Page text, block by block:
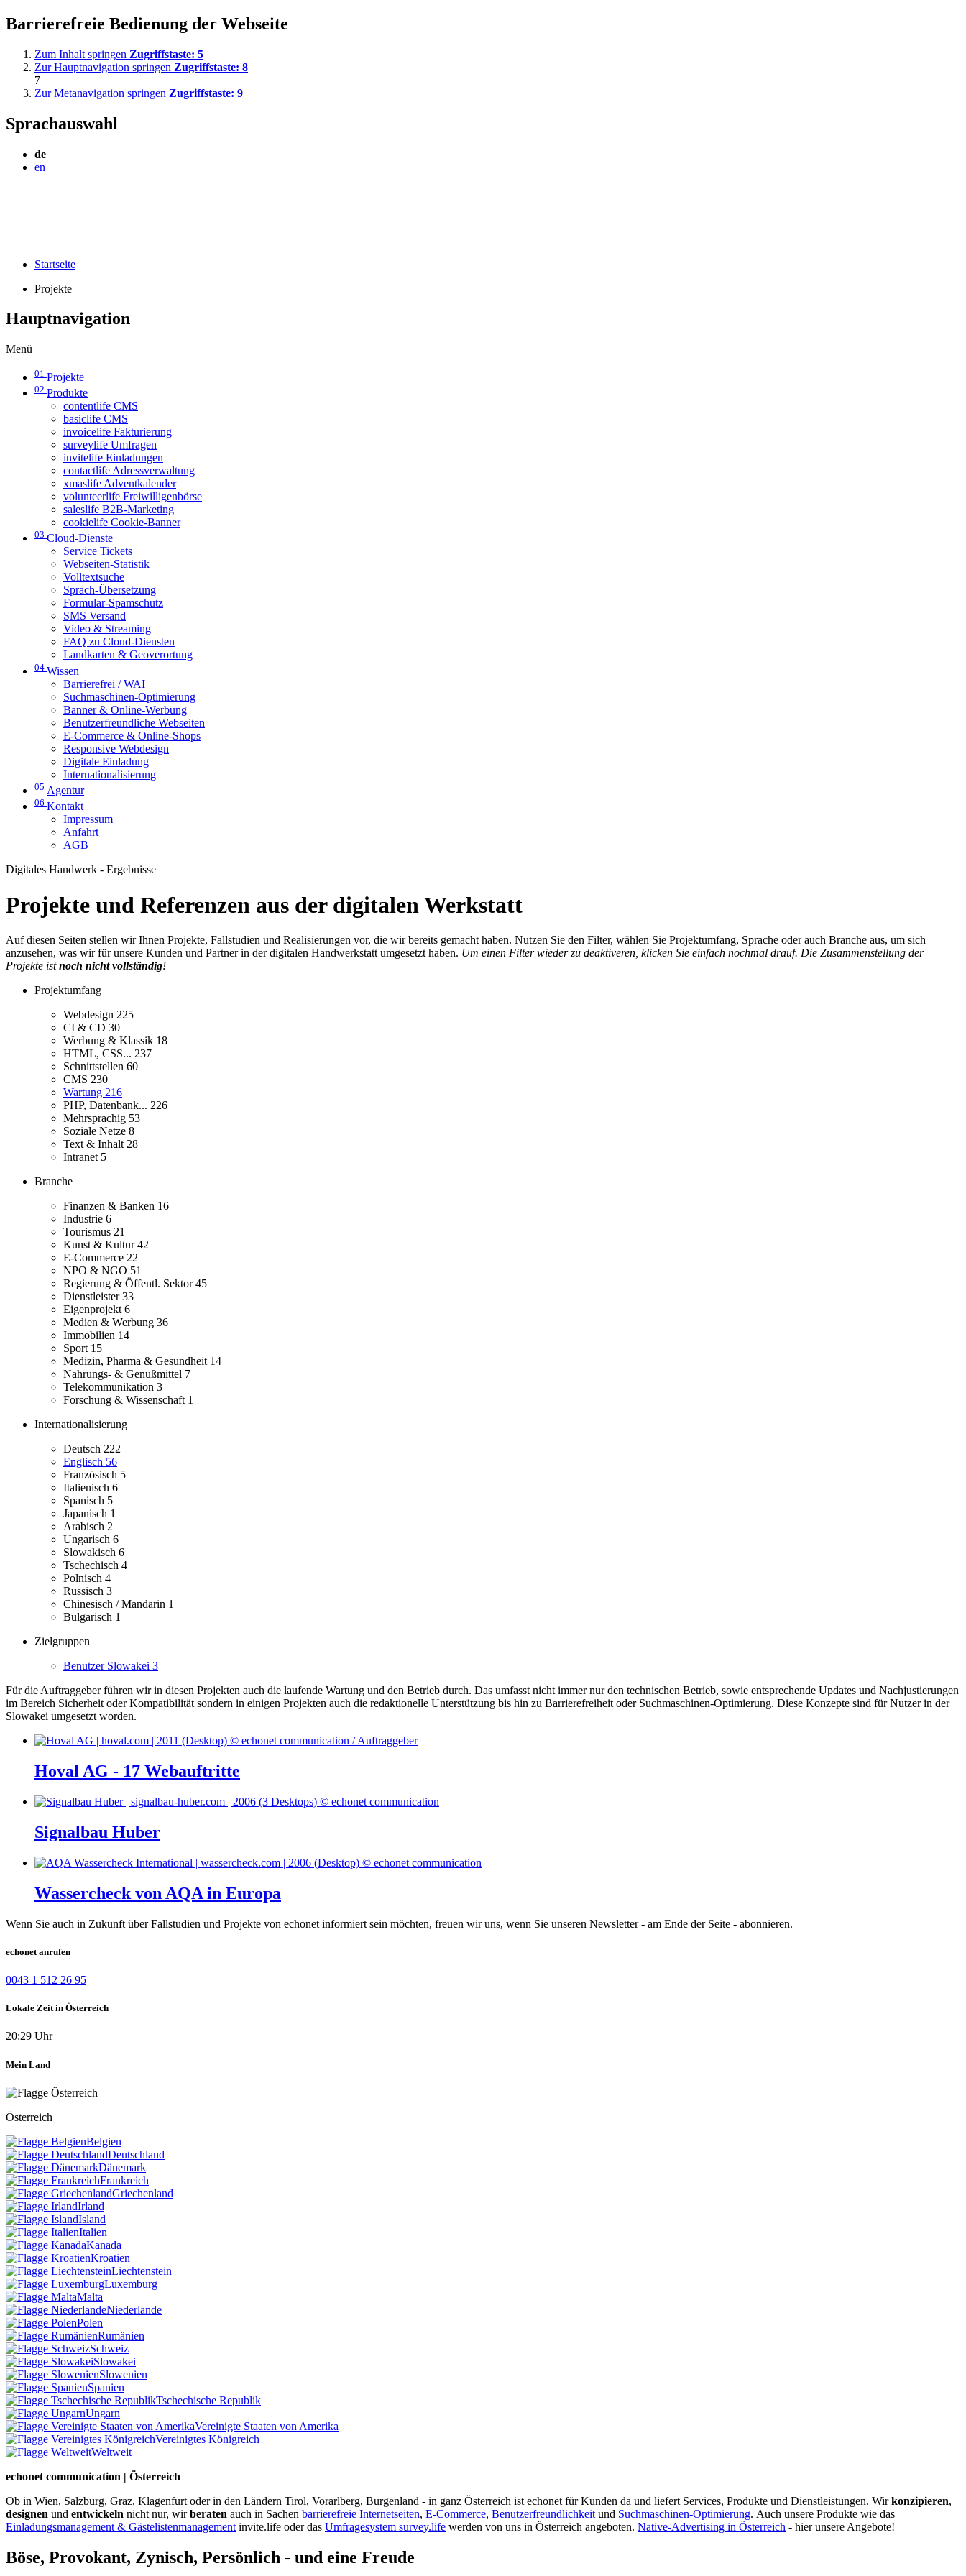
Barrierefreie Bedienung der Webseite
Zum Inhalt springen Zugriffstaste: 5
Zur Hauptnavigation springen Zugriffstaste: 8
7
Zur Metanavigation springen Zugriffstaste: 9
Sprachauswahl
de
en
Startseite
Projekte
Hauptnavigation
Menü
01 Projekte
02 Produkte
contentlife CMS
basiclife CMS
invoicelife Fakturierung
surveylife Umfragen
invitelife Einladungen
contactlife Adressverwaltung
xmaslife Adventkalender
volunteerlife Freiwilligenbörse
saleslife B2B-Marketing
cookielife Cookie-Banner
03 Cloud-Dienste
Service Tickets
Webseiten-Statistik
Volltextsuche
Sprach-Übersetzung
Formular-Spamschutz
SMS Versand
Video & Streaming
FAQ zu Cloud-Diensten
Landkarten & Geoverortung
04 Wissen
Barrierefrei / WAI
Suchmaschinen-Optimierung
Banner & Online-Werbung
Benutzerfreundliche Webseiten
E-Commerce & Online-Shops
Responsive Webdesign
Digitale Einladung
Internationalisierung
05 Agentur
06 Kontakt
Impressum
Anfahrt
AGB
Digitales Handwerk - Ergebnisse
Projekte und Referenzen aus der digitalen Werkstatt
Auf diesen Seiten stellen wir Ihnen Projekte, Fallstudien und Realisierungen vor, die wir bereits gemacht haben. Nutzen Sie den Filter, wählen Sie Projektumfang, Sprache oder auch Branche aus, um sich
anzusehen, was wir für unsere Kunden und Partner in der digitalen Handwerkstatt umgesetzt haben. Um einen Filter wieder zu deaktiveren, klicken Sie einfach nochmal drauf. Die Zusammenstellung der
Projekte istnoch nicht vollständig!
Projektumfang
Webdesign 225
CI & CD 30
Werbung & Klassik 18
HTML, CSS... 237
Schnittstellen 60
CMS 230
Wartung 216
PHP, Datenbank... 226
Mehrsprachig 53
Soziale Netze 8
Text & Inhalt 28
Intranet 5
Branche
Finanzen & Banken 16
Industrie 6
Tourismus 21
Kunst & Kultur42
E-Commerce 22
NPO & NGO 51
Regierung & Öffentl. Sektor45
Dienstleister33
Eigenprojekt 6
Medien & Werbung 36
Immobilien 14
Sport 15
Medizin, Pharma & Gesundheit 14
Nahrungs- & Genußmittel 7
Telekommunikation 3
Forschung & Wissenschaft 1
Internationalisierung
Deutsch 222
Englisch 56
Französisch 5
Italienisch 6
Spanisch 5
Japanisch 1
Arabisch 2
Ungarisch 6
Slowakisch 6
Tschechisch 4
Polnisch 4
Russisch 3
Chinesisch / Mandarin 1
Bulgarisch 1
Zielgruppen
Benutzer Slowakei 3
Für die Auftraggeber führen wir in diesen Projekten auch die laufende Wartung und den Betrieb durch. Das umfasst nicht immer nur den technischen Betrieb, sowie entsprechende Updates und Nachjustierungen
im Bereich Sicherheit oder Kompatibilität sondern in einigen Projekten auch die redaktionelle Unterstützung bis hin zu Barrierefreiheit oder Suchmaschinen-Optimierung. Diese Konzepte sind für Nutzer in der
Slowakei umgesetzt worden.
Hoval AG - 17 Webauftritte
Signalbau Huber
Wassercheck von AQA in Europa
Wenn Sie auch in Zukunft über Fallstudien und Projekte von echonet informiert sein möchten, freuen wir uns, wenn Sie unseren Newsletter - am Ende der Seite - abonnieren.
echonet anrufen
0043 1 512 26 95
Lokale Zeit in Österreich
20:29 Uhr
Mein Land
Österreich
Belgien
Deutschland
Dänemark
Frankreich
Griechenland
Irland
Island
Italien
Kanada
Kroatien
Liechtenstein
Luxemburg
Malta
Niederlande
Polen
Rumänien
Schweiz
Slowakei
Slowenien
Spanien
Tschechische Republik
Ungarn
Vereinigte Staaten von Amerika
Vereinigtes Königreich
Weltweit
echonet communication | Österreich
Ob in Wien, Salzburg, Graz, Klagenfurt oder in den Ländern Tirol, Vorarlberg, Burgenland - in ganz Österreich ist echonet für Kunden da und liefert Services, Produkte und Dienstleistungen. Wirkonzipieren,
designen und entwickeln nicht nur, wirberaten auch in Sachen barrierefreie Internetseiten, E-Commerce, Benutzerfreundlichkeit und Suchmaschinen-Optimierung. Auch unsere Produkte wie das
Einladungsmanagement & Gästelistenmanagement invite.life oder das Umfragesystem survey.life werden von uns in Österreich angeboten. Native-Advertising in Österreich - hier unsere Angebote!
Böse, Provokant, Zynisch, Persönlich - und eine Freude